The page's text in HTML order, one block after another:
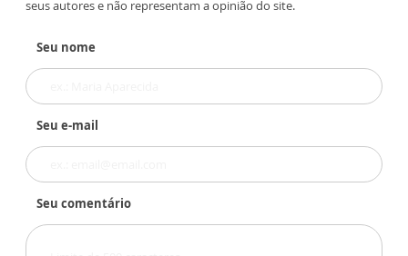
seus autores e não representam a opinião do site.
Seu nome
Seu e-mail
Seu comentário